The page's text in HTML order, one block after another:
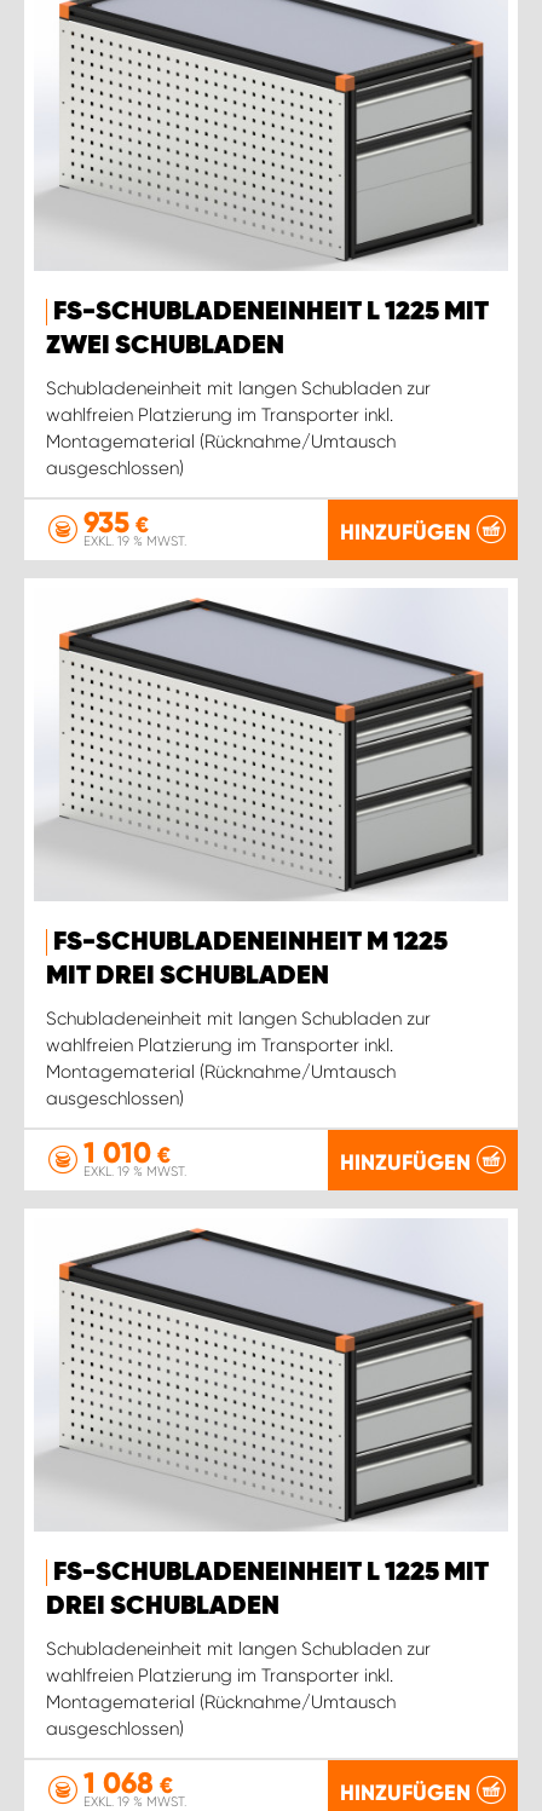
FS-SCHUBLADENEINHEIT L 1225 MIT
ZWEI SCHUBLADEN
Schubladeneinheit mit langen Schubladen zur
wahlfreien Platzierung im Transporter inkl.
Montagematerial (Rücknahme/Umtausch
ausgeschlossen)
935 €
EXKL. 19 % MWST. HINZUFÜGEN
FS-SCHUBLADENEINHEIT M 1225
MIT DREI SCHUBLADEN
Schubladeneinheit mit langen Schubladen zur
wahlfreien Platzierung im Transporter inkl.
Montagematerial (Rücknahme/Umtausch
ausgeschlossen)
1 010 €
EXKL. 19 % MWST. HINZUFÜGEN
FS-SCHUBLADENEINHEIT L 1225 MIT
DREI SCHUBLADEN
Schubladeneinheit mit langen Schubladen zur
wahlfreien Platzierung im Transporter inkl.
Montagematerial (Rücknahme/Umtausch
ausgeschlossen)
1 068 €
EXKL. 19 % MWST. HINZUFÜGEN